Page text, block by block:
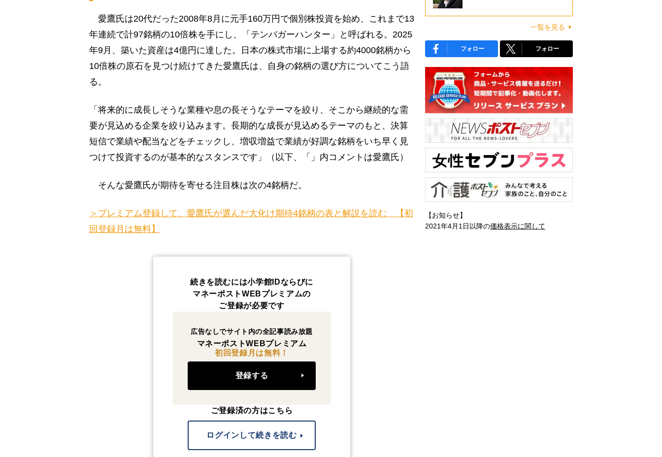
愛鷹氏は20代だった2008年8月に元手160万円で個別株投資を始め、これまで13
年連続で計97銘柄の10倍株を手にし、「テンバガーハンター」と呼ばれる。2025
年9月、築いた資産は4億円に達した。日本の株式市場に上場する約4000銘柄から
10倍株の原石を見つけ続けてきた愛鷹氏は、自身の銘柄の選び方についてこう語
る。
「将来的に成長しそうな業種や息の長そうなテーマを絞り、そこから継続的な需
要が見込める企業を絞り込みます。長期的な成長が見込めるテーマのもと、決算
短信で業績や配当などをチェックし、増収増益で業績が好調な銘柄をいち早く見
つけて投資するのが基本的なスタンスです」（以下、「」内コメントは愛鷹氏）
そんな愛鷹氏が期待を寄せる注目株は次の4銘柄だ。
＞プレミアム登録して、愛鷹氏が選んだ大化け期待4銘柄の表と解説を読む 【初
回登録月は無料】
続きを読むには小学館IDならびに
マネーポストWEBプレミアムの
ご登録が必要です
広告なしでサイト内の全記事読み放題
マネーポストWEBプレミアム
初回登録月は無料！
登録する
ご登録済の方はこちら
ログインして続きを読む
一覧を見る
フォロー フォロー
【お知らせ】
2021年4月1日以降の価格表示に関して